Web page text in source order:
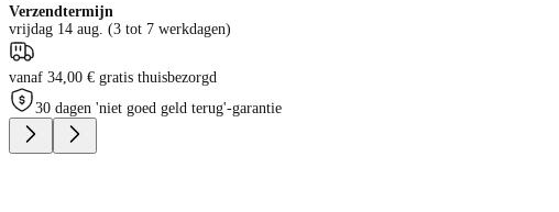
Verzendtermijn
vrijdag 14 aug. (3 tot 7 werkdagen)
vanaf 34,00 € gratis thuisbezorgd
30 dagen 'niet goed geld terug'-garantie